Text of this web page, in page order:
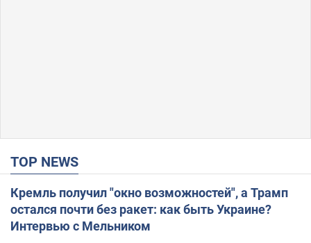
TOP NEWS
Кремль получил "окно возможностей", а Трамп
остался почти без ракет: как быть Украине?
Интервью с Мельником